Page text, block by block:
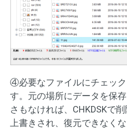
④必要なファイルにチェッ
す。元の場所にデータを保存
さもなければ、CHKDSKで
上書きされ、復元できなく